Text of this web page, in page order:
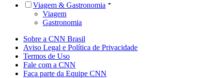
Viagem & Gastronomia
Viagem
Gastronomia
Sobre a CNN Brasil
Aviso Legal e Política de Privacidade
Termos de Uso
Fale com a CNN
Faça parte da Equipe CNN